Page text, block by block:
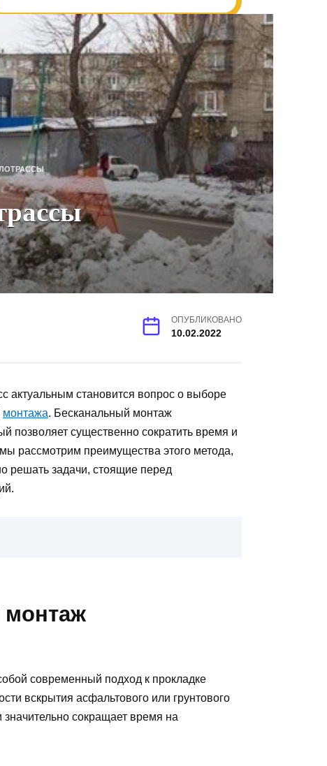
ОПУБЛИКОВАНО
10.02.2022
актуальным становится вопрос о выборе
монтажа. Бесканальный монтаж
позволяет существенно сократить время и
рассмотрим преимущества этого метода,
решать задачи, стоящие перед
монтаж
современный подход к прокладке
вскрытия асфальтового или грунтового
сокращает время на